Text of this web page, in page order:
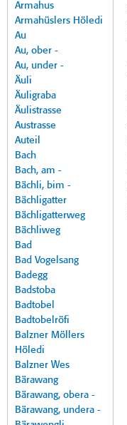
Armahus
Armahüslers Höledi
Au
Au, ober -
Au, under -
Äuli
Äuligraba
Äulistrasse
Austrasse
Auteil
Bach
Bach, am -
Bächli, bim -
Bächligatter
Bächligatterweg
Bächliweg
Bad
Bad Vogelsang
Badegg
Badstoba
Badtobel
Badtobelröfi
Balzner Möllers
Höledi
Balzner Wes
Bärawang
Bärawang, obera -
Bärawang, undera -